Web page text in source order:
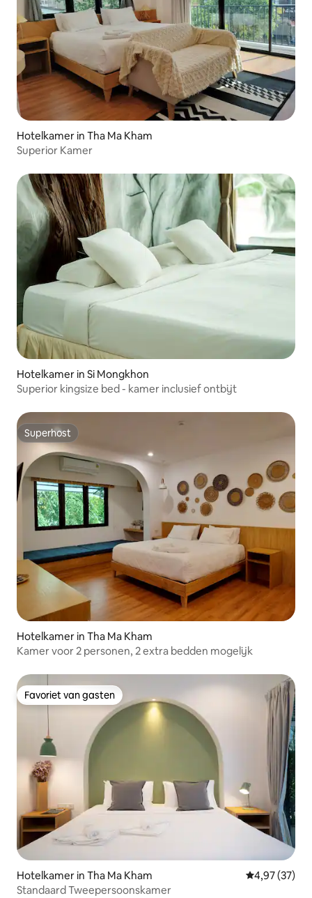
Hotelkamer in Tha Ma Kham
Superior Kamer
Hotelkamer in Si Mongkhon
Superior kingsize bed - kamer inclusief ontbijt
Superhost
Superhost
Hotelkamer in Tha Ma Kham
Kamer voor 2 personen, 2 extra bedden mogelijk
Favoriet van gasten
Favoriet van gasten
Hotelkamer in Tha Ma Kham Gemiddelde
4,97 (37)
Standaard Tweepersoonskamer